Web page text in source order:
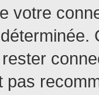
votre
pas